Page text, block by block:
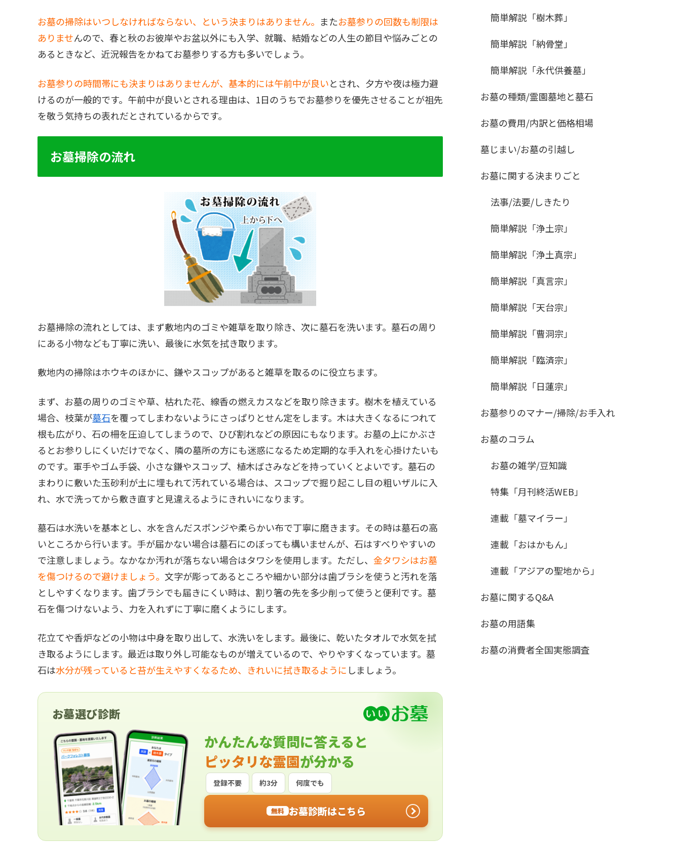
お墓の掃除はいつしなければならない、という決まりはありません。 またお墓参りの回数も制限は
ありませんので、春と秋のお彼岸やお盆以外にも入学、就職、結婚などの人生の節目や悩みごとの
あるときなど、近況報告をかねてお墓参りする方も多いでしょう。
お墓参りの時間帯にも決まりはありませんが、基本的には午前中が良いとされ、夕方や夜は極力避
けるのが一般的です。午前中が良いとされる理由は、1日のうちでお墓参りを優先させることが祖先
を敬う気持ちの表れだとされているからです。
お墓掃除の流れ
お墓掃除の流れとしては、まず敷地内のゴミや雑草を取り除き、次に墓石を洗います。墓石の周り
にある小物なども丁寧に洗い、最後に水気を拭き取ります。
敷地内の掃除はホウキのほかに、鎌やスコップがあると雑草を取るのに役立ちます。
まず、お墓の周りのゴミや草、枯れた花、線香の燃えカスなどを取り除きます。樹木を植えている
場合、枝葉が墓石を覆ってしまわないようにさっぱりとせん定をします。木は大きくなるにつれて
根も広がり、石の柵を圧迫してしまうので、ひび割れなどの原因にもなります。お墓の上にかぶさ
るとお参りしにくいだけでなく、隣の墓所の方にも迷惑になるため定期的な手入れを心掛けたいも
のです。軍手やゴム手袋、小さな鎌やスコップ、植木ばさみなどを持っていくとよいです。墓石の
まわりに敷いた玉砂利が土に埋もれて汚れている場合は、スコップで掘り起こし目の粗いザルに入
れ、水で洗ってから敷き直すと見違えるようにきれいになります。
墓石は水洗いを基本とし、水を含んだスポンジや柔らかい布で丁寧に磨きます。その時は墓石の高
いところから行います。手が届かない場合は墓石にのぼっても構いませんが、石はすべりやすいの
で注意しましょう。なかなか汚れが落ちない場合はタワシを使用します。ただし、 金タワシはお墓
を傷つけるので避けましょう。 文字が彫ってあるところや細かい部分は歯ブラシを使うと汚れを落
としやすくなります。歯ブラシでも届きにくい時は、割り箸の先を多少削って使うと便利です。墓
石を傷つけないよう、力を入れずに丁寧に磨くようにします。
花立てや香炉などの小物は中身を取り出して、水洗いをします。最後に、乾いたタオルで水気を拭
き取るようにします。最近は取り外し可能なものが増えているので、やりやすくなっています。墓
石は水分が残っていると苔が生えやすくなるため、きれいに拭き取るように しましょう。
お墓選び診断
かんたんな質問に答えると
ピッタリな霊園が分かる
登録不要 約3分 何度でも
無料 お墓診断はこちら
簡単解説「樹木葬」
簡単解説「納骨堂」
簡単解説「永代供養墓」
お墓の種類/霊園墓地と墓石
お墓の費用/内訳と価格相場
墓じまい/お墓の引越し
お墓に関する決まりごと
法事/法要/しきたり
簡単解説「浄土宗」
簡単解説「浄土真宗」
簡単解説「真言宗」
簡単解説「天台宗」
簡単解説「曹洞宗」
簡単解説「臨済宗」
簡単解説「日蓮宗」
お墓参りのマナー/掃除/お手入れ
お墓のコラム
お墓の雑学/豆知識
特集「月刊終活WEB」
連載「墓マイラー」
連載「おはかもん」
連載「アジアの聖地から」
お墓に関するQ&A
お墓の用語集
お墓の消費者全国実態調査